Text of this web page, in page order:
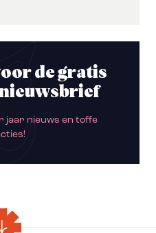
de gratis
jaar nieuws en toffe